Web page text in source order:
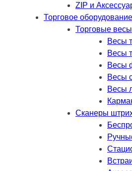
ZIP и
Торговое оборудование
Торговые весы
Весы
Весы
Весы
Весы
Весы
Сканеры